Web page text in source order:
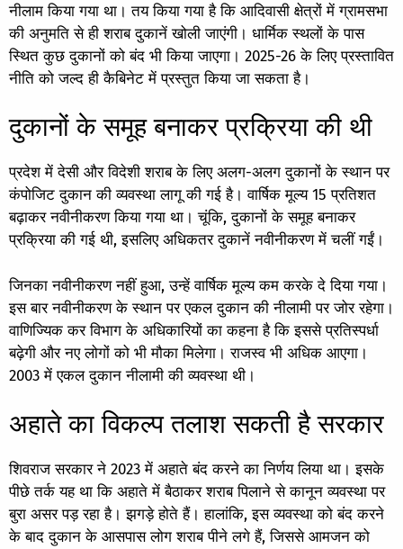
नीलाम किया गया था। तय किया गया है कि आदिवासी क्षेत्रों में ग्रामसभा
की अनुमति से ही शराब दुकानें खोली जाएंगी। धार्मिक स्थलों के पास
स्थित कुछ दुकानों को बंद भी किया जाएगा। 2025-26 के लिए प्रस्तावित
नीति को जल्द ही कैबिनेट में प्रस्तुत किया जा सकता है।
दुकानों के समूह बनाकर प्रक्रिया की थी
प्रदेश में देसी और विदेशी शराब के लिए अलग-अलग दुकानों के स्थान पर
कंपोजिट दुकान की व्यवस्था लागू की गई है। वार्षिक मूल्य 15 प्रतिशत
बढ़ाकर नवीनीकरण किया गया था। चूंकि, दुकानों के समूह बनाकर
प्रक्रिया की गई थी, इसलिए अधिकतर दुकानें नवीनीकरण में चलीं गईं।
जिनका नवीनीकरण नहीं हुआ, उन्हें वार्षिक मूल्य कम करके दे दिया गया।
इस बार नवीनीकरण के स्थान पर एकल दुकान की नीलामी पर जोर रहेगा।
वाणिज्यिक कर विभाग के अधिकारियों का कहना है कि इससे प्रतिस्पर्धा
बढ़ेगी और नए लोगों को भी मौका मिलेगा। राजस्व भी अधिक आएगा।
2003 में एकल दुकान नीलामी की व्यवस्था थी।
अहाते का विकल्प तलाश सकती है सरकार
शिवराज सरकार ने 2023 में अहाते बंद करने का निर्णय लिया था। इसके
पीछे तर्क यह था कि अहाते में बैठाकर शराब पिलाने से कानून व्यवस्था पर
बुरा असर पड़ रहा है। झगड़े होते हैं। हालांकि, इस व्यवस्था को बंद करने
के बाद दुकान के आसपास लोग शराब पीने लगे हैं, जिससे आमजन को